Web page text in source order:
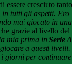
essere cresciuto tanto
in tutti gli aspetti. Ero
mai giocato in una
grazie al livello del
mia prima in Serie A
a questi livelli.
giorni per continuare